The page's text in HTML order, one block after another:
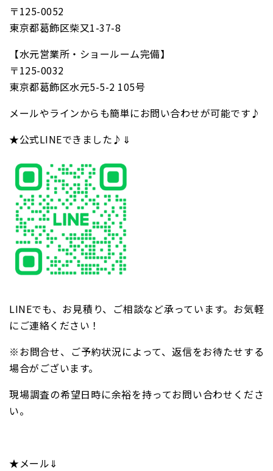
〒125-0052
東京都葛飾区柴又1-37-8
【水元営業所・ショールーム完備】
〒125-0032
東京都葛飾区水元5-5-2 105号
メールやラインからも簡単にお問い合わせが可能です♪
★公式LINEできました♪⇓
LINEでも、お見積り、ご相談など承っています。お気軽
にご連絡ください！
※お問合せ、ご予約状況によって、返信をお待たせする
場合がございます。
現場調査の希望日時に余裕を持ってお問い合わせくださ
い。
★メール⇓